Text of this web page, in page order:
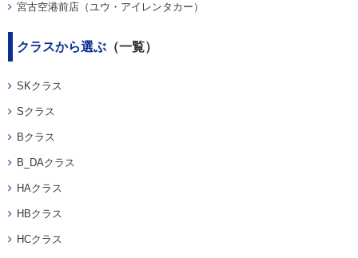
宮古空港前店（ユウ・アイレンタカー）
クラスから選ぶ （一覧）
SKクラス
Sクラス
Bクラス
B_DAクラス
HAクラス
HBクラス
HCクラス